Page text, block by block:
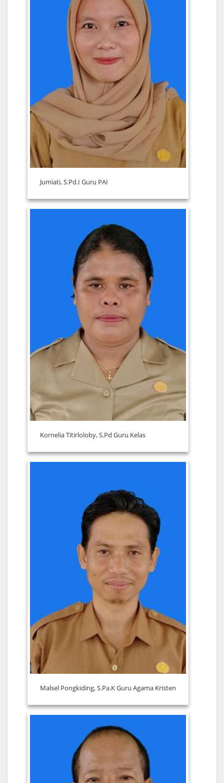
Jumiati, S.Pd.I Guru PAI
Kornelia Titirloloby, S.Pd Guru Kelas
Malsel Pongkiding, S.Pa.K Guru Agama Kristen